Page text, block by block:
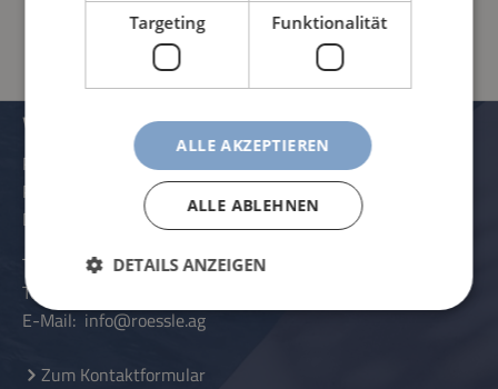
VERWALTUNG UND KONTAKTDATEN
Rössle AG
Pater-Hartmann-Straße 23
D-87616 Marktoberdorf
Telefon:+49 (0) 8342 - 70 59 5-0
Telefax:
E-Mail: info@roessle.ag
Zum Kontaktformular
Targeting Funktionalität
ALLE AKZEPTIEREN
ALLE ABLEHNEN
DETAILS ANZEIGEN